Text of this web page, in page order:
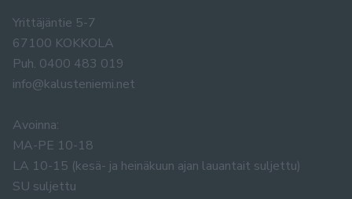
Yrittäjäntie 5-7
67100 KOKKOLA
Puh. 0400 483 019
info@kalusteniemi.net
Avoinna:
MA-PE 10-18
LA 10-15 (kesä- ja heinäkuun ajan lauantait suljettu)
SU suljettu